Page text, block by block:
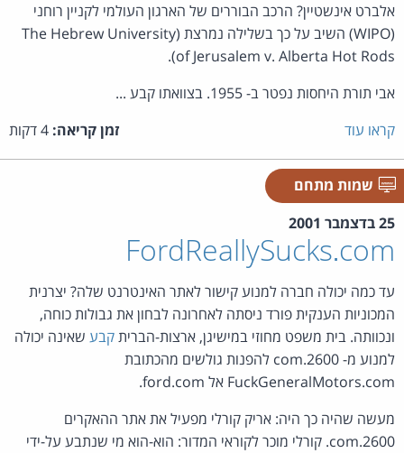
אלברט אינשטיין? הרכב הבוררים של הארגון העולמי לקניין רוחני
(WIPO) השיב על כך בשלילה נמרצת (The Hebrew University
of Jerusalem v. Alberta Hot Rods).
אבי תורת היחסות נפטר ב- 1955. בצוואתו קבע ...
קראו עוד
זמן קריאה:
שמות מתחם
25 בדצמבר 2001
FordReallySucks.com
עד כמה יכולה חברה למנוע קישור לאתר האינטרנט שלה? יצרנית
המכוניות הענקית פורד ניסתה לאחרונה לבחון את גבולות כוחה,
ונכוותה. בית משפט מחוזי במישיגן, ארצות-הבריתקבע שאינה יכולה
למנוע מ- 2600.com להפנות גולשים מהכתובת
FuckGeneralMotors.com אל ford.com.
מעשה שהיה כך היה: אריק קורלי מפעיל את אתר ההאקרים
2600.com. קורלי מוכר לקוראי המדור: הוא-הוא מי שנתבע על-ידי